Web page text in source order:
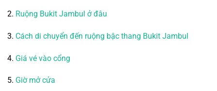
2. Ruộng Bukit Jambul ở đâu
3. Cách di chuyển đến ruộng bậc thang Bukit Jambul
4. Giá vé vào cổng
5. Giờ mở cửa